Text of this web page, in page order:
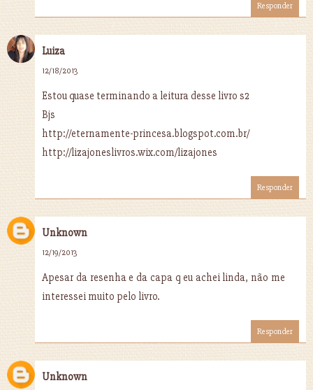
Responder
Luiza
12/18/2013
Estou quase terminando a leitura desse livro s2
Bjs
http://eternamente-princesa.blogspot.com.br/
http://lizajoneslivros.wix.com/lizajones
Responder
Unknown
12/19/2013
Apesar da resenha e da capa q eu achei linda, não me
interessei muito pelo livro.
Responder
Unknown